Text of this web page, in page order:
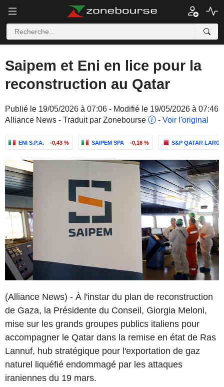
Saipem et Eni en lice pour la
reconstruction au Qatar
Publié le 19/05/2026 à 07:06 - Modifié le 19/05/2026 à 07:46
Alliance News - Traduit par Zonebourse
- Voir l'original
ENI S.P.A. -0,43 % SAIPEM SPA -0,16 % S&P QATAR
(Alliance News) - À l'instar du plan de reconstruction
de Gaza, la Présidente du Conseil, Giorgia Meloni,
mise sur les grands groupes publics italiens pour
accompagner le Qatar dans la remise en état de Ras
Lannuf, hub stratégique pour l'exportation de gaz
naturel liquéfié endommagé par les attaques
iraniennes du 19 mars.